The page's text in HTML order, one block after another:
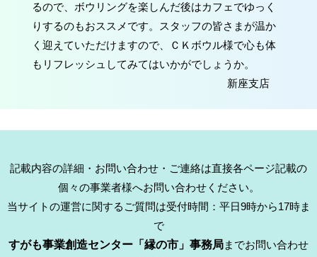
るので、ボウリングを楽しんだ後はカフェでゆっく
りするのもおススメです。スタッフの皆さまが温か
く迎えていただけますので、ＣＫボウル様で心も体
もリフレッシュしてみてはいかがでしょうか。
新座支店
記載内容の詳細・お問い合わせ・ご連絡は直接各ページ記載の
個々の事業者様へお問い合わせください。
当サイトの運営に関するご質問は受付時間：平日9時から17時ま
で
すがも事業創造センター「縁の市」事務局までお問い合わせ